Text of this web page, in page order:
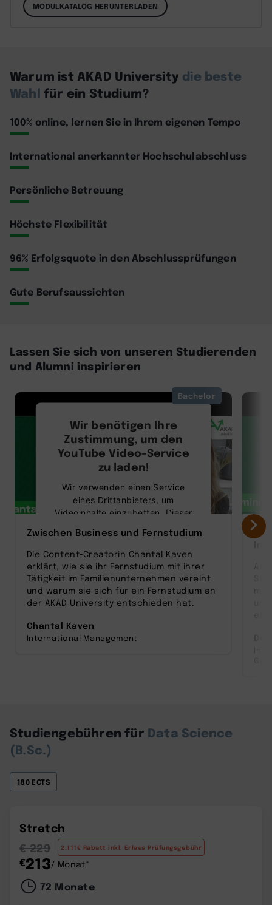
MODULKATALOG HERUNTERLADEN
Warum ist AKAD University die beste
Wahl für ein Studium?
100% online, lernen Sie in Ihrem eigenen Tempo
International anerkannter Hochschulabschluss
Persönliche Betreuung
Höchste Flexibilität
96% Erfolgsquote in den Abschlussprüfungen
Gute Berufsaussichten
Lassen Sie sich von unseren Studierenden
und Alumni inspirieren
Bachelor
Wir benötigen Ihre
Zustimmung, um den
YouTube Video-Service
zu laden!
Wir verwenden einen Service
eines Drittanbieters, um
Videoinhalte einzubetten. Dieser
Aktivitäten sammeln. Bitte lesen
Sie die Details durch und stimmen
Sie der Nutzung des Service zu,
um dieses Video anzusehen.
Mehr Informationen
Zwischen Business und Fernstudium
Die Content‑Creatorin Chantal Kaven
erklärt, wie sie ihr Fernstudium mit ihrer
Tätigkeit im Familienunternehmen vereint
und warum sie sich für ein Fernstudium an
der AKAD University entschieden hat.
Chantal Kaven
International Management
Studiengebühren für Data Science
(B.Sc.)
180 ECTS
Stretch
€ 229
2.111€ Rabatt inkl. Erlass Prüfungsgebühr
€213/ Monat*
72 Monate